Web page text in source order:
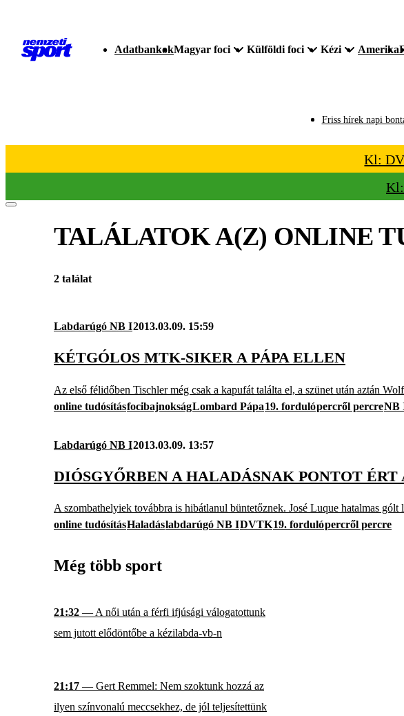
AdatbankokMagyar foci Külföldi foci Kézi Amerika
Friss hírek napi
Kl:
Kl:
TALÁLATOK A(Z) ONLINE
2 találat
Labdarúgó NB I2013.03.09. 15:59
KÉTGÓLOS MTK-SIKER A PÁPA ELLEN
Az első félidőben Tischler még csak a kapufát találta el, a szünet után aztán
online tudósításfocibajnokságLombard Pápa19. fordulópercről percreNB
Labdarúgó NB I2013.03.09. 13:57
DIÓSGYŐRBEN A HALADÁSNAK PONTOT
A szombathelyiek továbbra is hibátlanul büntetőznek. José Luque hatalmas gólt
online tudósításHaladáslabdarúgó NB IDVTK19. fordulópercről percre
Még több sport
21:32 — A női után a férfi ifjúsági válogatottunk
sem jutott elődöntőbe a kézilabda-vb-n
21:17 — Gert Remmel: Nem szoktunk hozzá az
ilyen színvonalú meccsekhez, de jól teljesítettünk